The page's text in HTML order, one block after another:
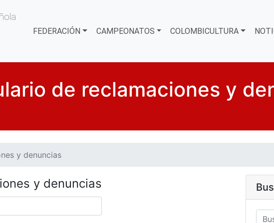
FEDERACIÓN CAMPEONATOS COLOMBICULTURA
de reclamaciones y
y denuncias
y denuncias